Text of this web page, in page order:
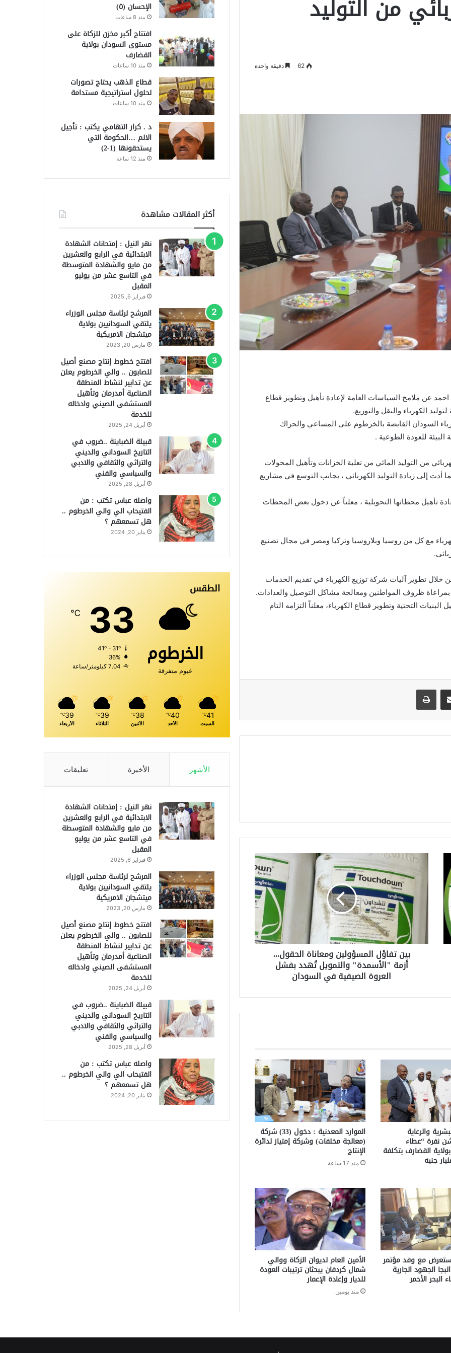
من التوليد
62 دقيقة واحدة
عن ملامح السياسات العامة لإعادة تأهيل وتطوير قطاع
الكهرباء والنقل والتوزيع.
السودان القابضة بالخرطوم على المساعي والحراك
للعودة الطوعية .
من التوليد المائي من تعلية الخزانات وتأهيل المحولات
إلى زيادة التوليد الكهربائي ، بجانب التوسع في مشاريع
تأهيل محطاتها التحويلية ، معلناً عن دخول بعض المحطات
مع كل من روسيا وبلاروسيا وتركيا ومصر في مجال تصنيع
خلال تطوير آليات شركة توزيع الكهرباء في تقديم الخدمات
ظروف المواطنين ومعالجة مشاكل التوصيل والعدادات.
التحتية وتطوير قطاع الكهرباء، معلناً التزامه التام
​بين تفاؤل المسؤولين ومعاناة الحقول...
أزمة "الأسمدة" والتمويل تُهدد بفشل
العروة الصيفية في السودان
والرعاية
نفرة “عطاء
(5)” بولاية القضارف بتكلفة
الموارد المعدنية : دخول (33) شركة
(معالجة مخلفات) وشركة إمتياز لدائرة
الإنتاج
منذ 17 ساعة
مع وفد مؤتمر
الجهود الجارية
البحر الأحمر
الأمين العام لديوان الزكاة ووالي
شمال كردفان يبحثان ترتيبات العودة
للديار وإعادة الإعمار
منذ يومين
الإحسان (٥)
منذ 8 ساعات
افتتاح أكبر مخزن للزكاة على
مستوى السودان بولاية
القضارف
منذ 10 ساعات
قطاع الذهب يحتاج تصورات
لحلول استراتيجية مستدامة
منذ 10 ساعات
د . كرار التهامي يكتب : تأجيل
الالم …الحكومة التي
يستحقونها (1-2)
منذ 12 ساعة
أكثر المقالات مشاهدة
نهر النيل : إمتحانات الشهادة
الابتدائية في الرابع والعشرين
من مايو والشهادة المتوسطة
في التاسع عشر من يوليو
المقبل
فبراير 6, 2025
المرشح لرئاسة مجلس الوزراء
يلتقي السودانيين بولاية
ميتشجان الامريكية
مارس 20, 2023
افتتح خطوط إنتاج مصنع أصيل
للصابون .. والي الخرطوم يعلن
عن تدابير لنشاط المنطقة
الصناعية أمدرمان وتأهيل
المستشفى الصيني وادخاله
للخدمة
أبريل 24, 2025
قبيلة الضباينة ..ضروب في
التاريخ السوداني والديني
والتراثي والثقافي والادبي
والسياسي والفني
أبريل 28, 2025
واصله عباس تكتب : من
الفتيحاب الي والي الخرطوم ..
هل تسمعهم ؟
يناير 20, 2024
الطقس
الخرطوم
غيوم متفرقة
33
℃
41º - 31º
36%
7.04 كيلومتر/ساعة
41
℃
السبت
40
℃
الأحد
38
℃
الأثنين
39
℃
الثلاثاء
39
℃
الأربعاء
الأشهر الأخيرة تعليقات
نهر النيل : إمتحانات الشهادة
الابتدائية في الرابع والعشرين
من مايو والشهادة المتوسطة
في التاسع عشر من يوليو
المقبل
فبراير 6, 2025
المرشح لرئاسة مجلس الوزراء
يلتقي السودانيين بولاية
ميتشجان الامريكية
مارس 20, 2023
افتتح خطوط إنتاج مصنع أصيل
للصابون .. والي الخرطوم يعلن
عن تدابير لنشاط المنطقة
الصناعية أمدرمان وتأهيل
المستشفى الصيني وادخاله
للخدمة
أبريل 24, 2025
قبيلة الضباينة ..ضروب في
التاريخ السوداني والديني
والتراثي والثقافي والادبي
والسياسي والفني
أبريل 28, 2025
واصله عباس تكتب : من
الفتيحاب الي والي الخرطوم ..
هل تسمعهم ؟
يناير 20, 2024